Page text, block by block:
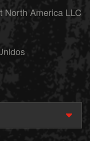
North America LLC